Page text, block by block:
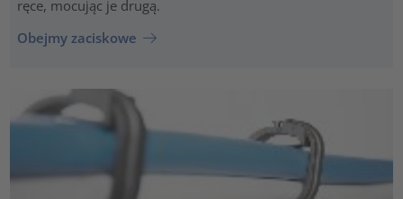
ręce, mocując je drugą.
Obejmy zaciskowe